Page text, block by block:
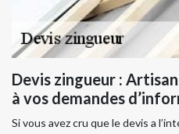
Devis zingueur :
à vos demandes
Si vous avez cru que le devis a